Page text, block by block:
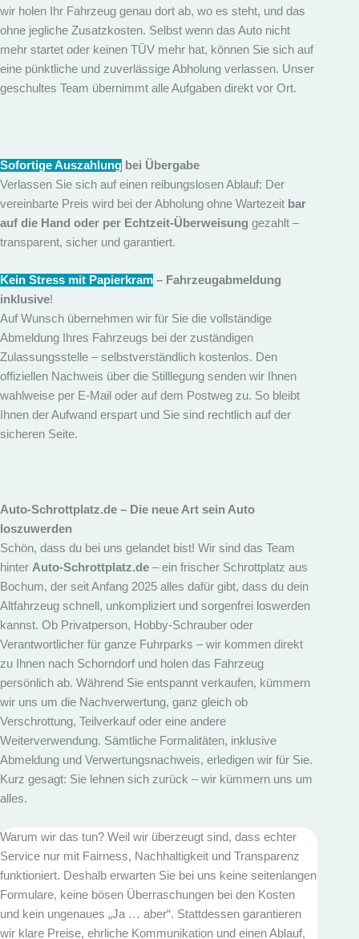
wir holen Ihr Fahrzeug genau dort ab, wo es steht, und das
ohne jegliche Zusatzkosten. Selbst wenn das Auto nicht
mehr startet oder keinen TÜV mehr hat, können Sie sich auf
eine pünktliche und zuverlässige Abholung verlassen. Unser
geschultes Team übernimmt alle Aufgaben direkt vor Ort.
Sofortige Auszahlung bei Übergabe
Verlassen Sie sich auf einen reibungslosen Ablauf: Der
vereinbarte Preis wird bei der Abholung ohne Wartezeit bar
auf die Hand oder per Echtzeit-Überweisung gezahlt –
transparent, sicher und garantiert.
Kein Stress mit Papierkram – Fahrzeugabmeldung
inklusive!
Auf Wunsch übernehmen wir für Sie die vollständige
Abmeldung Ihres Fahrzeugs bei der zuständigen
Zulassungsstelle – selbstverständlich kostenlos. Den
offiziellen Nachweis über die Stilllegung senden wir Ihnen
wahlweise per E-Mail oder auf dem Postweg zu. So bleibt
Ihnen der Aufwand erspart und Sie sind rechtlich auf der
sicheren Seite.
Auto-Schrottplatz.de – Die neue Art sein Auto
loszuwerden
Schön, dass du bei uns gelandet bist! Wir sind das Team
hinter Auto-Schrottplatz.de – ein frischer Schrottplatz aus
Bochum, der seit Anfang 2025 alles dafür gibt, dass du dein
Altfahrzeug schnell, unkompliziert und sorgenfrei loswerden
kannst. Ob Privatperson, Hobby-Schrauber oder
Verantwortlicher für ganze Fuhrparks – wir kommen direkt
zu Ihnen nach Schorndorf und holen das Fahrzeug
persönlich ab. Während Sie entspannt verkaufen, kümmern
wir uns um die Nachverwertung, ganz gleich ob
Verschrottung, Teilverkauf oder eine andere
Weiterverwendung. Sämtliche Formalitäten, inklusive
Abmeldung und Verwertungs­nachweis, erledigen wir für Sie.
Kurz gesagt: Sie lehnen sich zurück – wir kümmern uns um
alles.
Warum wir das tun? Weil wir überzeugt sind, dass echter
Service nur mit Fairness, Nachhaltigkeit und Transparenz
funktioniert. Deshalb erwarten Sie bei uns keine seitenlangen
Formulare, keine bösen Überraschungen bei den Kosten
und kein ungenaues „Ja … aber“. Stattdessen garantieren
wir klare Preise, ehrliche Kommunikation und einen Ablauf,